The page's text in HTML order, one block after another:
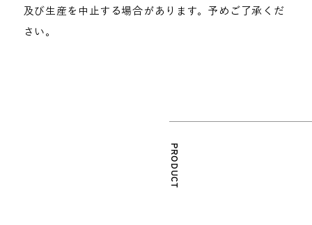
及び生産を中止する場合があります。予めご了承くだ
さい。
PRODUCT